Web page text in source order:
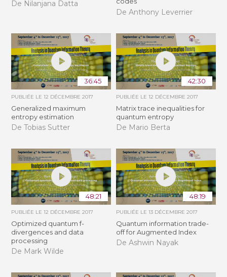
De Nilanjana Datta
De Anthony Leverrier
36:45
PUBLIÉE LE12 DÉCEMBRE 2017
Generalized maximum
entropy estimation
De Tobias Sutter
42:30
PUBLIÉE LE 12 DÉCEMBRE 2017
Matrix trace inequalities for
quantum entropy
De Mario Berta
48:21
PUBLIÉE LE12 DÉCEMBRE 2017
Optimized quantum f-
divergences and data
processing
De Mark Wilde
48:19
PUBLIÉE LE 13 DÉCEMBRE 2017
Quantum information trade-
off for Augmented Index
De Ashwin Nayak